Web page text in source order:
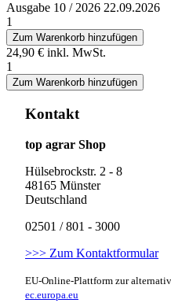
Ausgabe 10 / 2026 22.09.2026
1
Zum Warenkorb hinzufügen
24,90 € inkl. MwSt.
1
Zum Warenkorb hinzufügen
Kontakt
top agrar Shop
Hülsebrockstr. 2 - 8
48165 Münster
Deutschland
02501 / 801 - 3000
>>> Zum Kontaktformular
EU-Online-Plattform zur
ec.europa.eu